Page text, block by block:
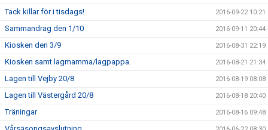
Tack killar för i tisdags! 2016-09-22 10:21
Sammandrag den 1/10 2016-09-11 20:44
Kiosken den 3/9 2016-08-31 22:19
Kiosken samt lagmamma/lagpappa. 2016-08-21 21:34
Lagen till Vejby 20/8 2016-08-19 08:08
Lagen till Västergård 20/8 2016-08-18 20:40
Träningar 2016-08-16 09:48